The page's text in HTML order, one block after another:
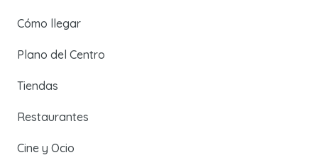
Cómo llegar
Plano del Centro
Tiendas
Restaurantes
Cine y Ocio